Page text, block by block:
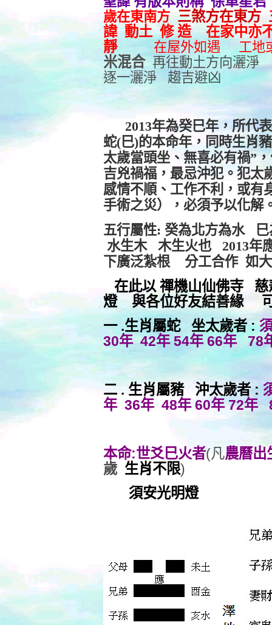
歲在東南方三煞方在東方
諱 動土 修 造 在家中亦
靜在屋外如遇 工地或
米混合再往動土方向灑淨
逐一灑淨 趨吉避凶
2013年為癸巳年，所代
蛇(巳)的本命年，同時生肖
太歲當頭坐、無喜必有禍”
吉兇禍福，最忌沖犯。犯太
感情不順、工作不利，或有
手術之災），必須予以化解
五行屬性: 癸為北方為水
水生木 木生火也 2013年
下廣泛紮根 分工合作 如大
在此以 禪機山仙佛寺 慈
燈 與各位好友結善緣
一 .生肖屬蛇 坐太歲者 :
30年 42年 54年 66年 78
二 . 生肖屬豬 沖太歲者 :
年 36年 48年 60年 72年
本命:世爻巳火者(凡農曆出
歲 生肖不限)
須安光明燈